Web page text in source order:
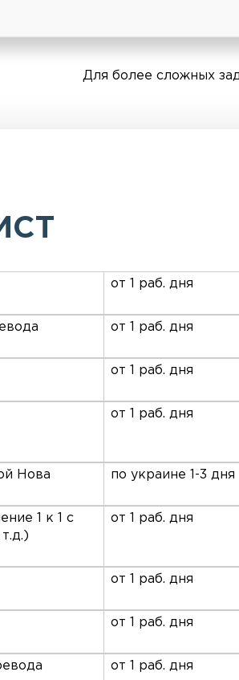
Для более сложных
от 1 раб. дня
от 1 раб. дня
от 1 раб. дня
от 1 раб. дня
Нова
по украине 1-3 дня
1 к 1 с
от 1 раб. дня
от 1 раб. дня
от 1 раб. дня
от 1 раб. дня